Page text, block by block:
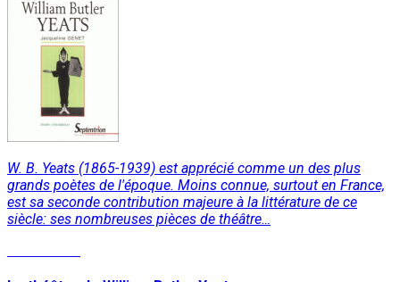
W. B. Yeats (1865-1939) est apprécié comme un des plus
grands poètes de l'époque. Moins connue, surtout en France,
est sa seconde contribution majeure à la littérature de ce
siècle: ses nombreuses pièces de théâtre…